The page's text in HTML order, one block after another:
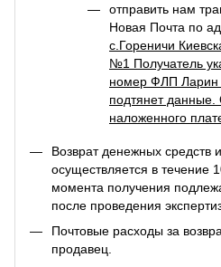
отправить нам
Новая Почта по
с.Гореничи
№1 Получатель
номер ФЛП Ларин
подтянет данные.
наложенного
Возврат денежных средств
осуществляется в течение
момента получения
после проведения
Почтовые расходы за
продавец.